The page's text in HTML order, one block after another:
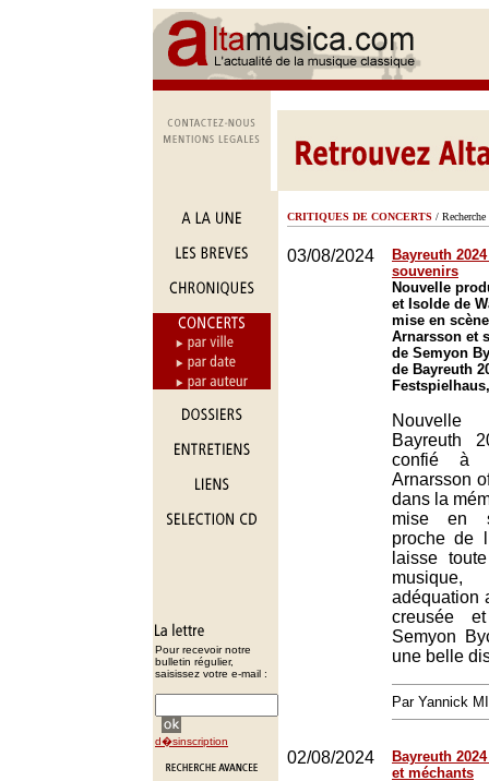
Pour recevoir notre
bulletin régulier,
saisissez votre e-mail :
d�sinscription
CRITIQUES DE CONCERTS / Recherche
03/08/2024
Bayreuth
souvenirs
Nouvelle
et Isolde de
mise en
Arnarsson et
de Semyon
de Bayreuth
Nouvelle
Bayreuth
confié à
Arnarsson
dans la
mise en
proche de
laisse
adéquation
creusée
Semyon
une belle
Par Yannick
02/08/2024
Bayreuth
et méchants